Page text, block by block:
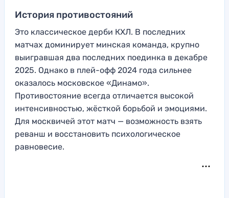
История противостояний
Это классическое дерби КХЛ. В последних
матчах доминирует минская команда, крупно
выигравшая два последних поединка в декабре
2025. Однако в плей-офф 2024 года сильнее
оказалось московское «Динамо».
Противостояние всегда отличается высокой
интенсивностью, жёсткой борьбой и эмоциями.
Для москвичей этот матч — возможность взять
реванш и восстановить психологическое
равновесие.